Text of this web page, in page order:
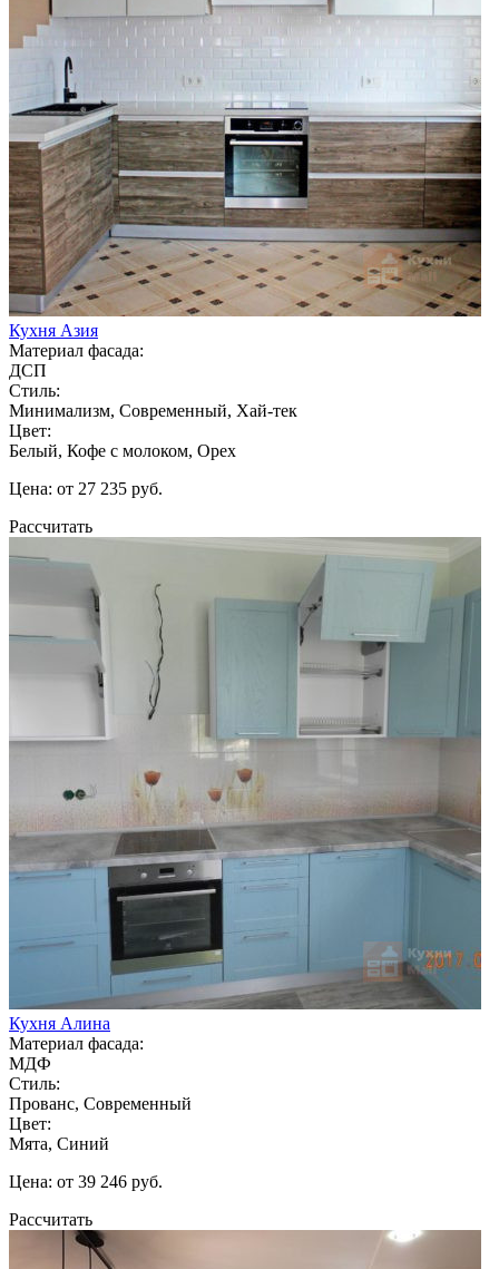
Кухня Азия
Материал фасада:
ДСП
Стиль:
Минимализм, Современный, Хай-тек
Цвет:
Белый, Кофе с молоком, Орех
Цена: от 27 235 руб.
Рассчитать
Кухня Алина
Материал фасада:
МДФ
Стиль:
Прованс, Современный
Цвет:
Мята, Синий
Цена: от 39 246 руб.
Рассчитать